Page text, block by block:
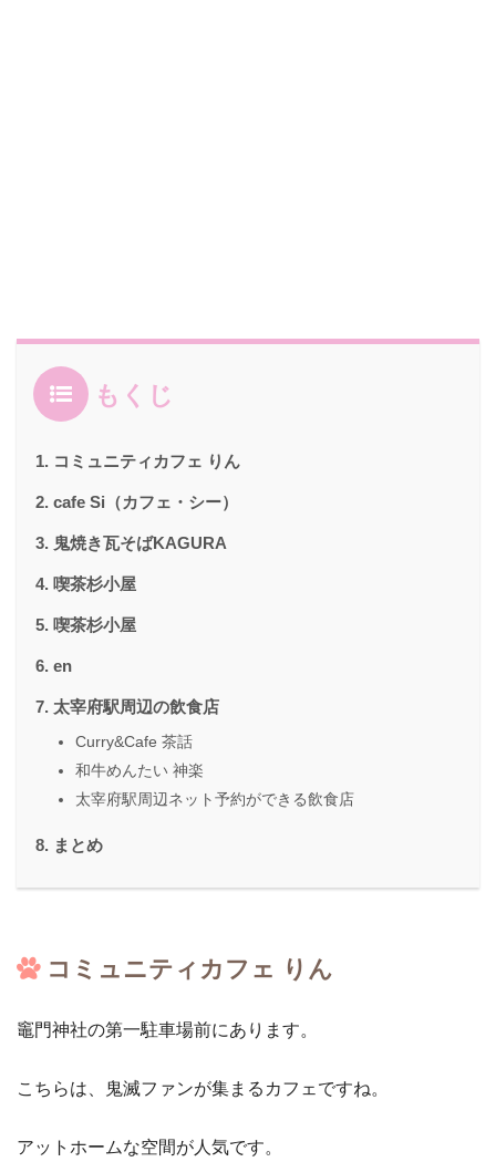
もくじ
コミュニティカフェ りん
cafe Si（カフェ・シー）
鬼焼き瓦そばKAGURA
喫茶杉小屋
喫茶杉小屋
en
太宰府駅周辺の飲食店
Curry&Cafe 茶話
和牛めんたい 神楽
太宰府駅周辺ネット予約ができる飲食店
まとめ
コミュニティカフェ りん
竈門神社の第一駐車場前にあります。
こちらは、鬼滅ファンが集まるカフェですね。
アットホームな空間が人気です。